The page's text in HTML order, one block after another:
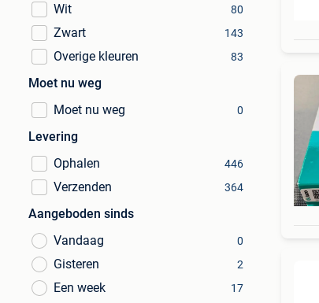
Wit 80
Zwart 143
Overige kleuren 83
Moet nu weg
Moet nu weg
0
Levering
Ophalen
446
Verzenden 364
Aangeboden sinds
Vandaag
0
Gisteren 2
Een week 17